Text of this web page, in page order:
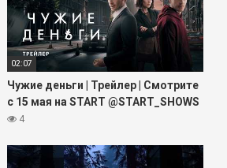
02:07
Чужие деньги | Трейлер | Смотрите
с 15 мая на START @START_SHOWS
4